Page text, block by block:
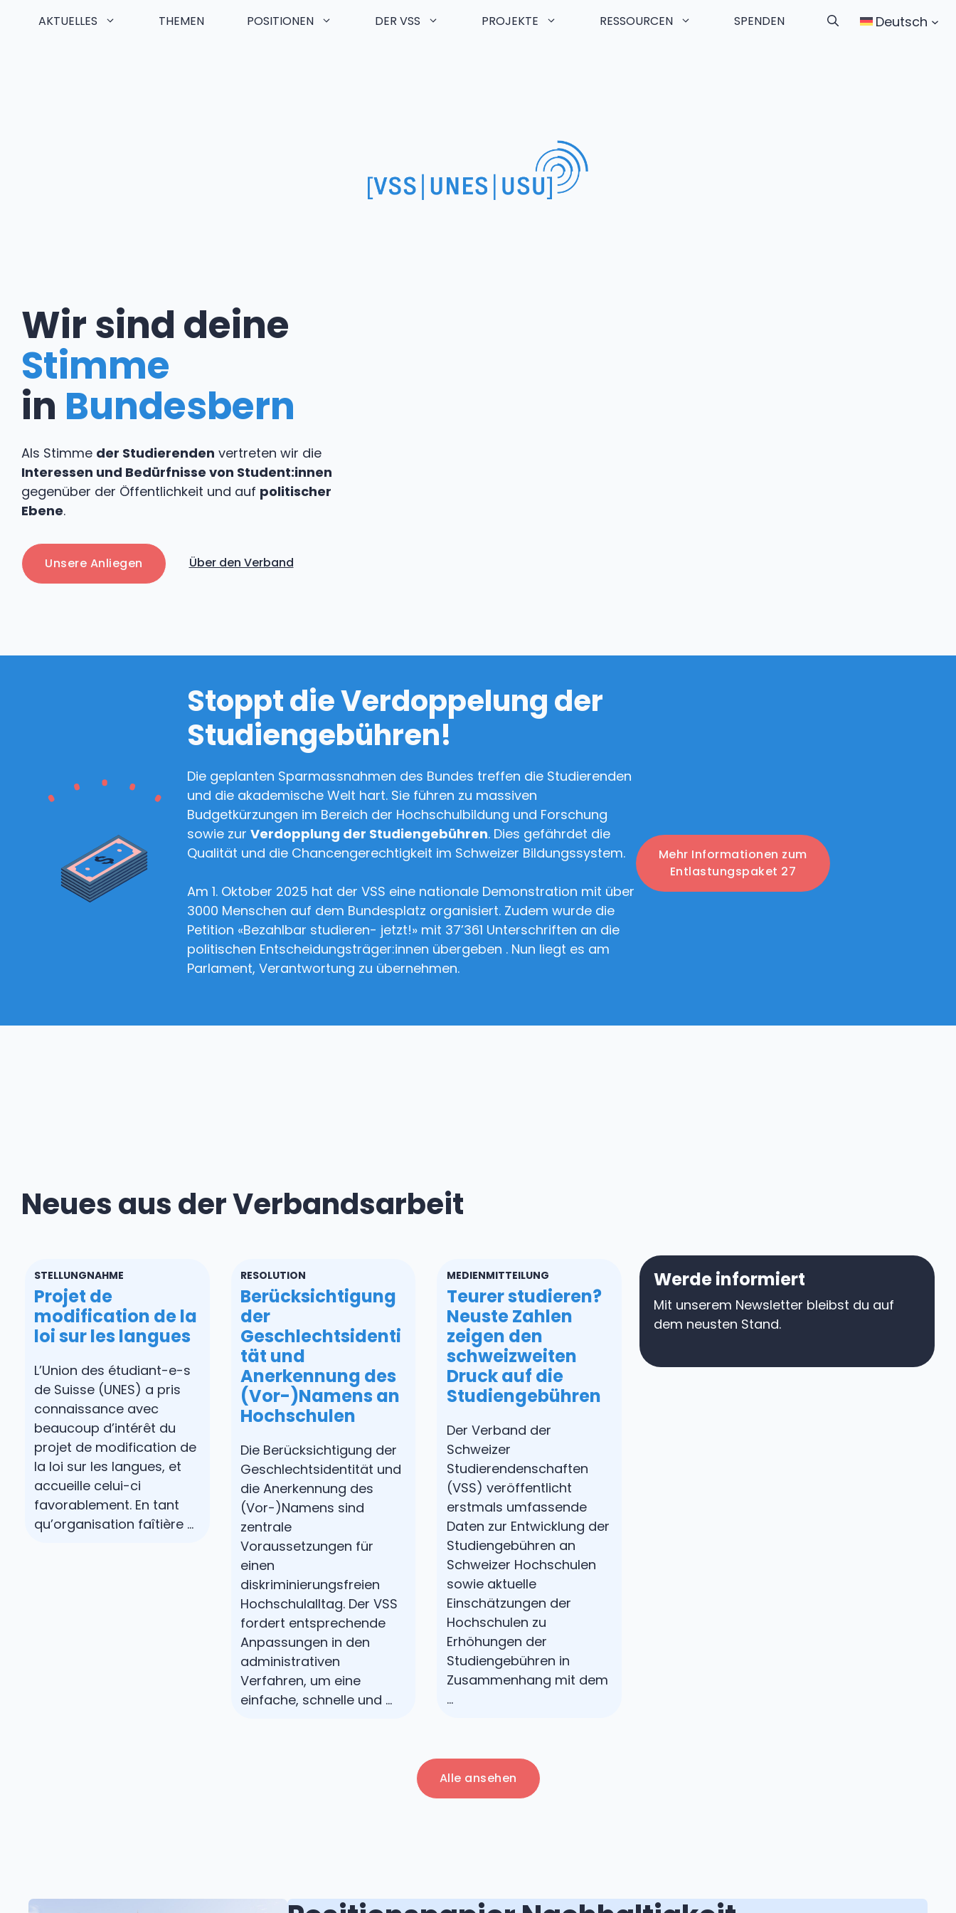
AKTUELLES THEMEN POSITIONEN DER VSS PROJEKTE RESSOURCEN SPENDEN Deutsch
Wir sind deine
Stimme
in Bundesbern
Als Stimme der Studierenden vertreten wir die
Interessen und Bedürfnisse von Student:innen
gegenüber der Öffentlichkeit und auf politischer
Ebene.
Unsere Anliegen Über den Verband
Stoppt die Verdoppelung der
Studiengebühren!
Die geplanten Sparmassnahmen des Bundes treffen die Studierenden
und die akademische Welt hart. Sie führen zu massiven
Budgetkürzungen im Bereich der Hochschulbildung und Forschung
sowie zurVerdopplung der Studiengebühren. Dies gefährdet die
Qualität und die Chancengerechtigkeit im Schweizer Bildungssystem.
Am 1. Oktober 2025 hat der VSS eine nationale Demonstration mit über
3000 Menschen auf dem Bundesplatz organisiert. Zudem wurde die
Petition «Bezahlbar studieren- jetzt!» mit 37’361 Unterschriften an die
politischen Entscheidungsträger:innen übergeben . Nun liegt es am
Parlament, Verantwortung zu übernehmen.
Mehr Informationen zum
Entlastungspaket 27
Neues aus der Verbandsarbeit
STELLUNGNAHME
Projet de
modification de la
loi sur les langues
L’Union des étudiant-e-s
de Suisse (UNES) a pris
connaissance avec
beaucoup d’intérêt du
projet de modification de
la loi sur les langues, et
accueille celui-ci
favorablement. En tant
qu’organisation faîtière …
RESOLUTION
Berücksichtigung
der
Geschlechtsidenti
tät und
Anerkennung des
(Vor-)Namens an
Hochschulen
Die Berücksichtigung der
Geschlechtsidentität und
die Anerkennung des
(Vor-)Namens sind
zentrale
Voraussetzungen für
einen
diskriminierungsfreien
Hochschulalltag. Der VSS
fordert entsprechende
Anpassungen in den
administrativen
Verfahren, um eine
einfache, schnelle und …
MEDIENMITTEILUNG
Teurer studieren?
Neuste Zahlen
zeigen den
schweizweiten
Druck auf die
Studiengebühren
Der Verband der
Schweizer
Studierendenschaften
(VSS) veröffentlicht
erstmals umfassende
Daten zur Entwicklung der
Studiengebühren an
Schweizer Hochschulen
sowie aktuelle
Einschätzungen der
Hochschulen zu
Erhöhungen der
Studiengebühren in
Zusammenhang mit dem
…
Werde informiert
Mit unserem Newsletter bleibst du auf
dem neusten Stand.
Alle ansehen